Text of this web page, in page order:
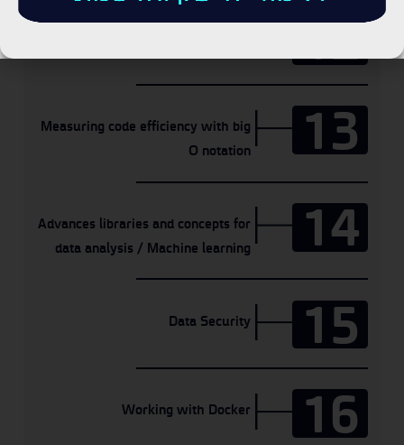
12
13
Measuring code efficiency with big
O notation
14
Advances libraries and concepts for
data analysis / Machine learning
15
Data Security
16
Working with Docker